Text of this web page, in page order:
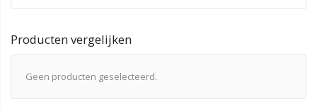
Producten vergelijken
Geen producten geselecteerd.